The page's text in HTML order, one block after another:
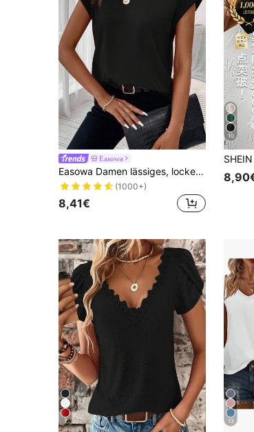
Easowa
Easowa Damen lässiges, locker geschnittenes T-Shirt mit Rundhalsausschnitt und Drop Shoulder, kurzärmlig, bequem für den Sommer
(1000+)
8,41€
10
7 13